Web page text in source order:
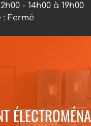
- 14h00 à 19h00
Fermé